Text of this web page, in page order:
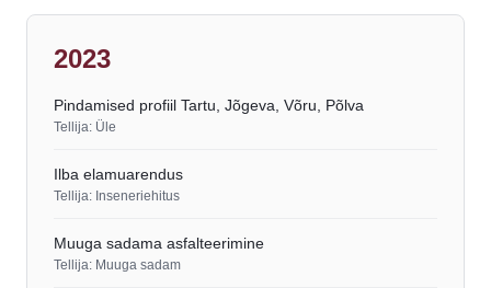
2023
Pindamised profiil Tartu, Jõgeva, Võru, Põlva
Tellija: Üle
Ilba elamuarendus
Tellija: Inseneriehitus
Muuga sadama asfalteerimine
Tellija: Muuga sadam